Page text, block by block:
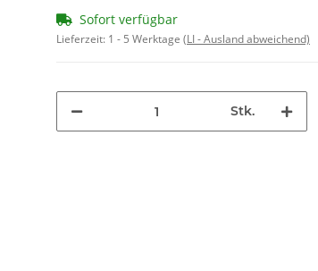
Sofort verfügbar
Lieferzeit: 1 - 5 Werktage (LI - Ausland abweichend)
Stk.